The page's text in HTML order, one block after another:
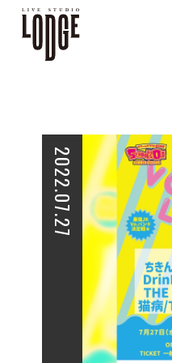
2022.07.27